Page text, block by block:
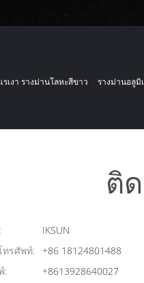
เงา รางม่านโลหะสีขาว รางม่านอลูมิ
ติ
IKSUN
ทรศัพท์:
+86 18124801488
:
+8613928640027